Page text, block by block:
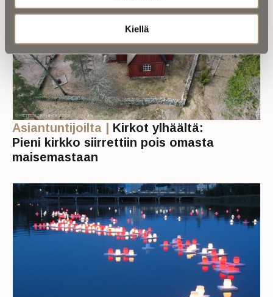
Kiellä
Asiantuntijoilta | Kirkot ylhäältä:
Pieni kirkko siirrettiin pois omasta
maisemastaan